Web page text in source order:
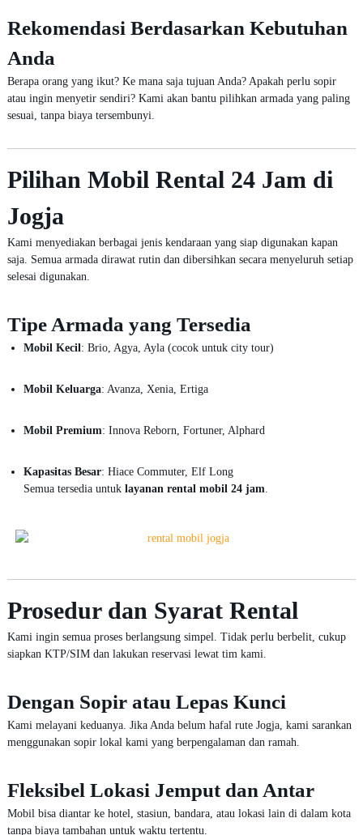
Rekomendasi Berdasarkan Kebutuhan
Anda
Berapa orang yang ikut? Ke mana saja tujuan Anda? Apakah perlu sopir
atau ingin menyetir sendiri? Kami akan bantu pilihkan armada yang paling
sesuai, tanpa biaya tersembunyi.
Pilihan Mobil Rental 24 Jam di
Jogja
Kami menyediakan berbagai jenis kendaraan yang siap digunakan kapan
saja. Semua armada dirawat rutin dan dibersihkan secara menyeluruh setiap
selesai digunakan.
Tipe Armada yang Tersedia
Mobil Kecil: Brio, Agya, Ayla (cocok untuk city tour)
Mobil Keluarga: Avanza, Xenia, Ertiga
Mobil Premium: Innova Reborn, Fortuner, Alphard
Kapasitas Besar: Hiace Commuter, Elf Long
Semua tersedia untuk layanan rental mobil 24 jam
Prosedur dan Syarat Rental
Kami ingin semua proses berlangsung simpel. Tidak perlu berbelit, cukup
siapkan KTP/SIM dan lakukan reservasi lewat tim kami.
Dengan Sopir atau Lepas Kunci
Kami melayani keduanya. Jika Anda belum hafal rute Jogja, kami sarankan
menggunakan sopir lokal kami yang berpengalaman dan ramah.
Fleksibel Lokasi Jemput dan Antar
Mobil bisa diantar ke hotel, stasiun, bandara, atau lokasi lain di dalam kota
tanpa biaya tambahan untuk waktu tertentu.